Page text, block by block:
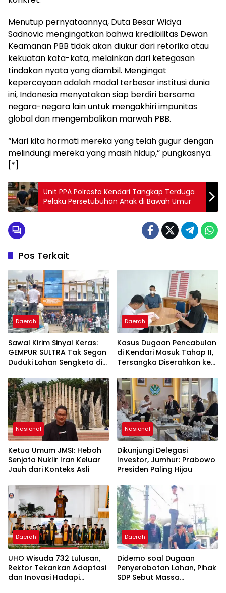
Menutup pernyataannya, Duta Besar Widya
Sadnovic mengingatkan bahwa kredibilitas Dewan
Keamanan PBB tidak akan diukur dari retorika atau
kekuatan kata-kata, melainkan dari ketegasan
tindakan nyata yang diambil. Mengingat
kepercayaan adalah modal terbesar institusi dunia
ini, Indonesia menyatakan siap berdiri bersama
negara-negara lain untuk mengakhiri impunitas
global dan mengembalikan marwah PBB.
“Mari kita hormati mereka yang telah gugur dengan
melindungi mereka yang masih hidup,” pungkasnya.
[*]
Unit PPA Polresta Kendari Tangkap Terduga
Pelaku Persetubuhan Anak di Bawah Umur
Pos Terkait
Daerah
Sawal Kirim Sinyal Keras:
GEMPUR SULTRA Tak Segan
Duduki Lahan Sengketa di
Daerah
Kasus Dugaan Pencabulan
di Kendari Masuk Tahap II,
Tersangka Diserahkan ke
Nasional
Ketua Umum JMSI: Heboh
Senjata Nuklir Iran Keluar
Jauh dari Konteks Asli
Nasional
Dikunjungi Delegasi
Investor, Jumhur: Prabowo
Presiden Paling Hijau
Daerah
UHO Wisuda 732 Lulusan,
Rektor Tekankan Adaptasi
dan Inovasi Hadapi
Daerah
Didemo soal Dugaan
Penyerobotan Lahan, Pihak
SDP Sebut Massa